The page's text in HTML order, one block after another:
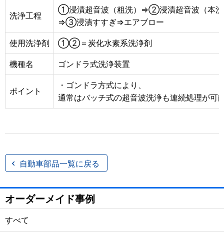
洗浄工程
①浸漬超音波（粗洗）⇒②浸漬超音波（本
⇒③浸漬すすぎ⇒エアブロー
使用洗浄剤 ①②＝炭化水素系洗浄剤
機種名 ゴンドラ式洗浄装置
ポイント
・ゴンドラ方式により、
通常はバッチ式の超音波洗浄も連続処理が可
自動車部品一覧に戻る
オーダーメイド事例
すべて